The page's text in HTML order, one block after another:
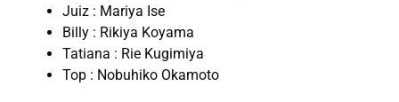
Juiz : Mariya Ise
Billy : Rikiya Koyama
Tatiana : Rie Kugimiya
Top : Nobuhiko Okamoto